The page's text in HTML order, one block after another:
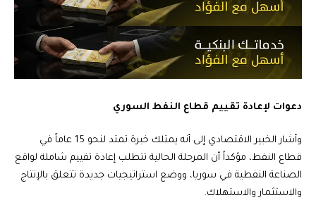
دعوات لإعادة تقييم قطاع النفط السوري
وأشار الخبير الاقتصادي إلى أنه يمتلك خبرة تمتد لنحو 15 عاماً في
قطاع النفط، مؤكداً أن المرحلة الحالية تتطلب إعادة تقييم شاملة لواقع
الصناعة النفطية في سوريا، ووضع استراتيجيات جديدة تتعلق بالإنتاج
والاستثمار والاستهلاك.